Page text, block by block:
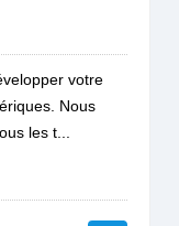
votre
Nous
les t...